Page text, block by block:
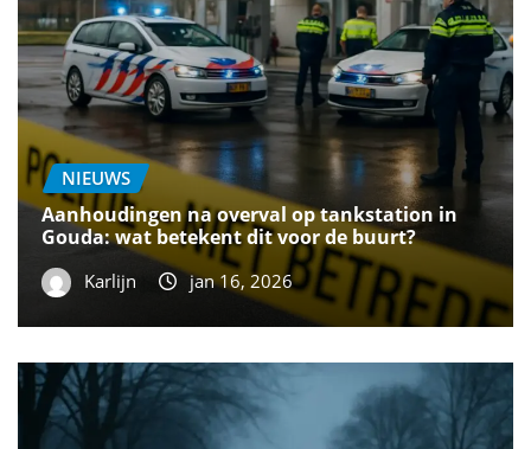
NIEUWS
Aanhoudingen na overval op tankstation in
Gouda: wat betekent dit voor de buurt?
Karlijn jan 16, 2026